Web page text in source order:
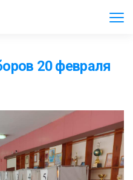
20 февраля